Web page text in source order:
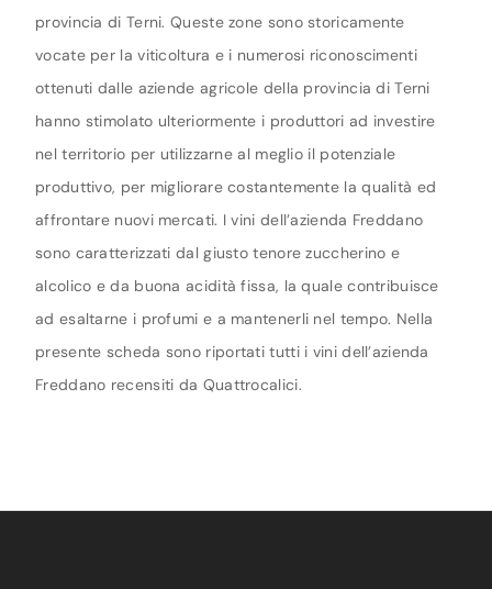
provincia di Terni. Queste zone sono storicamente
vocate per la viticoltura e i numerosi riconoscimenti
ottenuti dalle aziende agricole della provincia di Terni
hanno stimolato ulteriormente i produttori ad investire
nel territorio per utilizzarne al meglio il potenziale
produttivo, per migliorare costantemente la qualità ed
affrontare nuovi mercati. I vini dell’azienda Freddano
sono caratterizzati dal giusto tenore zuccherino e
alcolico e da buona acidità fissa, la quale contribuisce
ad esaltarne i profumi e a mantenerli nel tempo. Nella
presente scheda sono riportati tutti i vini dell’azienda
Freddano recensiti da Quattrocalici.